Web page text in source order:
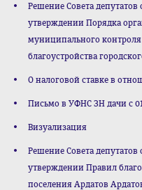
Решение Совета
утверждении Порядка
муниципального
благоустройства
О налоговой ставке в
Письмо в УФНС ЗН дачи с
Визуализация
Решение Совета депутатов
утверждении Правил
поселения Ардатов